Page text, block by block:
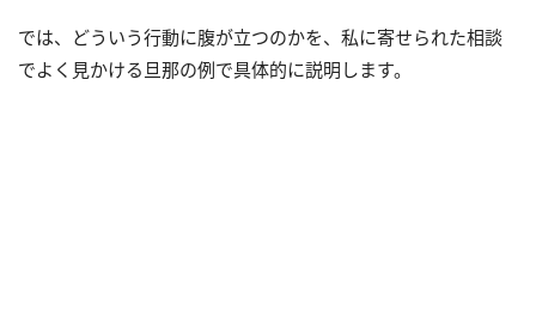
では、どういう行動に腹が立つのかを、私に寄せられた相談
でよく見かける旦那の例で具体的に説明します。